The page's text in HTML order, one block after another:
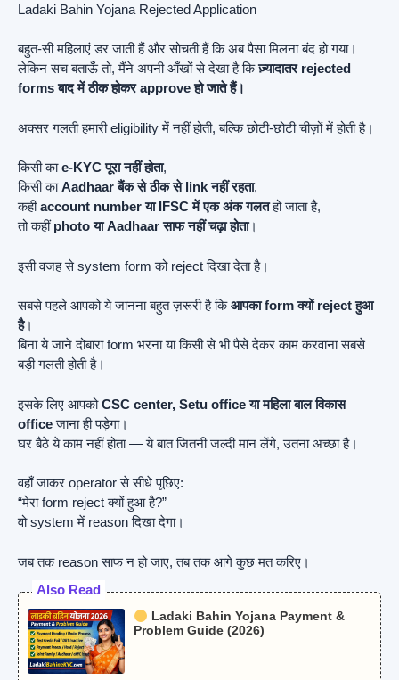
Ladaki Bahin Yojana Rejected Application
बहुत-सी महिलाएं डर जाती हैं और सोचती हैं कि अब पैसा मिलना बंद हो गया।
लेकिन सच बताऊँ तो, मैंने अपनी आँखों से देखा है किज़्यादातर rejected
forms बाद में ठीक होकर approve हो जाते हैं।
अक्सर गलती हमारी eligibility में नहीं होती, बल्कि छोटी-छोटी चीज़ों में होती है।
किसी काe-KYC पूरा नहीं होता,
किसी काAadhaar बैंक से ठीक से link नहीं रहता,
कहींaccount number या IFSC में एक अंक गलतहो जाता है,
तो कहीं photo या Aadhaar साफ नहीं चढ़ा होता।
इसी वजह से system form को reject दिखा देता है।
सबसे पहले आपको ये जानना बहुत ज़रूरी है किआपका form क्यों reject हुआ
है।
बिना ये जाने दोबारा form भरना या किसी से भी पैसे देकर काम करवाना सबसे
बड़ी गलती होती है।
इसके लिए आपकोCSC center, Setu office या महिला बाल विकास
officeजाना ही पड़ेगा।
घर बैठे ये काम नहीं होता — ये बात जितनी जल्दी मान लेंगे, उतना अच्छा है।
वहाँ जाकर operator से सीधे पूछिए:
“मेरा form reject क्यों हुआ है?”
वो system में reason दिखा देगा।
जब तक reason साफ न हो जाए, तब तक आगे कुछ मत करिए।
Also Read
Ladaki Bahin Yojana Payment &
Problem Guide (2026)